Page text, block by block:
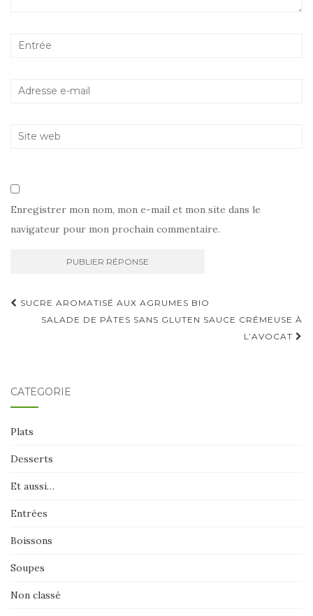
Enregistrer mon nom, mon e-mail et mon site dans le
navigateur pour mon prochain commentaire.
Navigation
d'article
SUCRE AROMATISÉ AUX AGRUMES BIO
SALADE DE PÂTES SANS GLUTEN SAUCE CRÉMEUSE À
L’AVOCAT
CATÉGORIE
Plats
Desserts
Et aussi…
Entrées
Boissons
Soupes
Non classé